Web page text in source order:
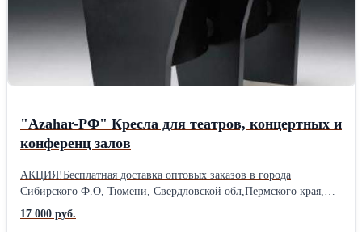
"Azahar-РФ" Кресла для театров, концертных и
конференц залов
АКЦИЯ!Бесплатная доставка оптовых заказов в города
Сибирского Ф.О, Тюмени, Свердловской обл,Пермского края,
Москвы и подмосковья.*ВНИМАНИЕ! ЦЕНА УКАЗАНА ЗА
ОДНО ПОСАДОЧНОЕ МЕСТО Габаритные размеры,ширина
17 000 руб.